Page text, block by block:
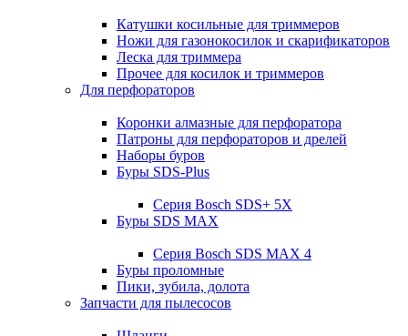
Катушки косильные для триммеров
Ножи для газонокосилок и скарификаторов
Леска для триммера
Прочее для косилок и триммеров
Для перфораторов
Коронки алмазные для перфоратора
Патроны для перфораторов и дрелей
Наборы буров
Буры SDS-Plus
Серия Bosch SDS+ 5X
Буры SDS MAX
Серия Bosch SDS MAX 4
Буры проломные
Пики, зубила, долота
Запчасти для пылесосов